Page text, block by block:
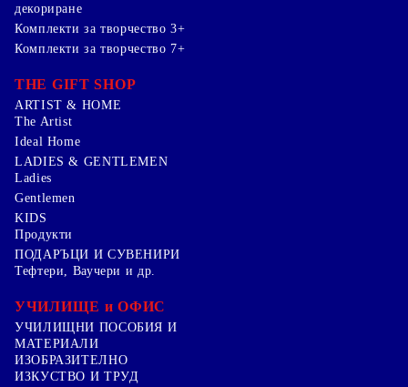
декориране
Комплекти за творчество 3+
Комплекти за творчество 7+
THE GIFT SHOP
ARTIST & HOME
The Artist
Ideal Home
LADIES & GENTLEMEN
Ladies
Gentlemen
KIDS
Продукти
ПОДАРЪЦИ И СУВЕНИРИ
Тефтери, Ваучери и др.
УЧИЛИЩЕ и ОФИС
УЧИЛИЩНИ ПОСОБИЯ И
МАТЕРИАЛИ
ИЗОБРАЗИТЕЛНО
ИЗКУСТВО И ТРУД